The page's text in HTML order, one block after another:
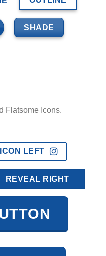
SHADE
Flatsome Icons.
ICON LEFT
REVEAL RIGHT